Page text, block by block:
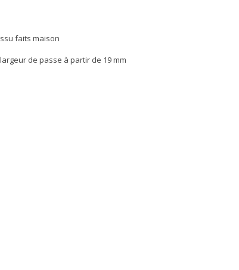
faits maison
de passe à partir de 19 mm